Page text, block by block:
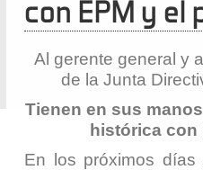
con EPM y el
Al gerente general y
de la Junta
Tienen en sus
histórica con
En los próximos